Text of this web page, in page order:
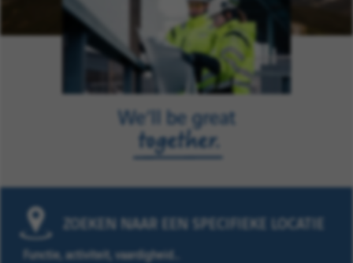
ZOEKEN NAAR EEN SPECIFIEKE LOCATIE
Functie, activiteit, vaardigheid…